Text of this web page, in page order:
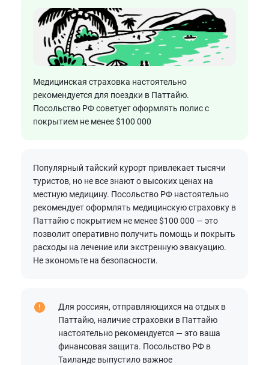
Медицинская страховка настоятельно
рекомендуется для поездки в Паттайю.
Посольство РФ советует оформлять полис с
покрытием не менее $100 000
Популярный тайский курорт привлекает тысячи
туристов, но не все знают о высоких ценах на
местную медицину. Посольство РФ настоятельно
рекомендует оформлять медицинскую страховку в
Паттайю с покрытием не менее $100 000 — это
позволит оперативно получить помощь и покрыть
расходы на лечение или экстренную эвакуацию.
Не экономьте на безопасности.
Для россиян, отправляющихся на отдых в
Паттайю, наличие страховки в Паттайю
настоятельно рекомендуется — это ваша
финансовая защита. Посольство РФ в
Таиланде выпустило важное